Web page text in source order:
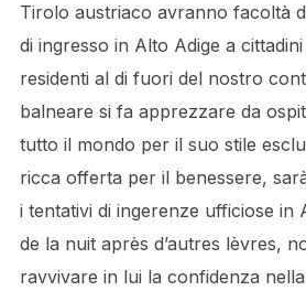
Tirolo austriaco avranno facoltà
di ingresso in Alto Adige a
residenti al di fuori del nostro
balneare si fa apprezzare da
tutto il mondo per il suo stile
ricca offerta per il benessere,
i tentativi di ingerenze ufficiose in
de la nuit après d’autres lèvres,
ravvivare in lui la confidenza